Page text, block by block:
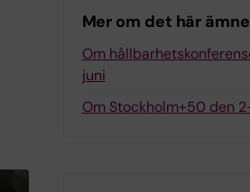
Mer om det här
Om
juni
Om Stockholm+50 den